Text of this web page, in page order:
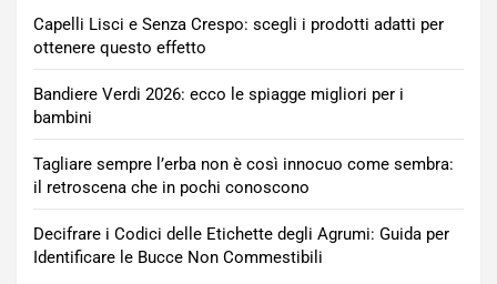
Capelli Lisci e Senza Crespo: scegli i prodotti adatti per
ottenere questo effetto
Bandiere Verdi 2026: ecco le spiagge migliori per i
bambini
Tagliare sempre l’erba non è così innocuo come sembra:
il retroscena che in pochi conoscono
Decifrare i Codici delle Etichette degli Agrumi: Guida per
Identificare le Bucce Non Commestibili